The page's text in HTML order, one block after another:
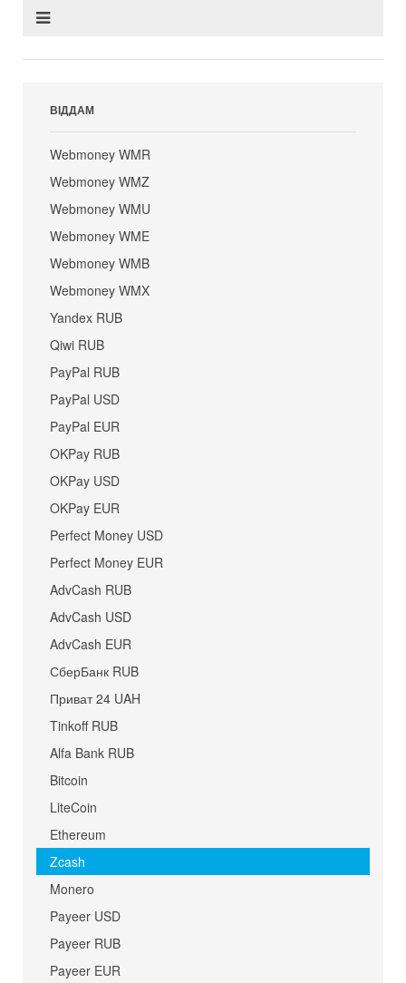
ВІДДАМ
Webmoney WMR
Webmoney WMZ
Webmoney WMU
Webmoney WME
Webmoney WMB
Webmoney WMX
Yandex RUB
Qiwi RUB
PayPal RUB
PayPal USD
PayPal EUR
OKPay RUB
OKPay USD
OKPay EUR
Perfect Money USD
Perfect Money EUR
AdvCash RUB
AdvCash USD
AdvCash EUR
СберБанк RUB
Приват 24 UAH
Tinkoff RUB
Alfa Bank RUB
Bitcoin
LiteCoin
Ethereum
Zcash
Monero
Payeer USD
Payeer RUB
Payeer EUR